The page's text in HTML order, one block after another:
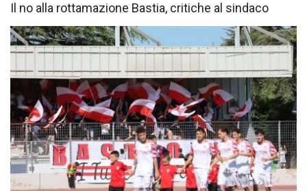
Il no alla rottamazione Bastia, critiche al sindaco